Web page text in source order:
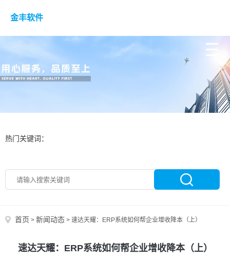
金丰软件
热门关键词：
首页 > 新闻动态 > 速达天耀：ERP系统如何帮企业增收降本（上）
速达天耀：ERP系统如何帮企业增收降本（上）